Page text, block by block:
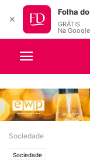
Sociedade
Sociedade
✕
Folha
GRÁTIS
Na